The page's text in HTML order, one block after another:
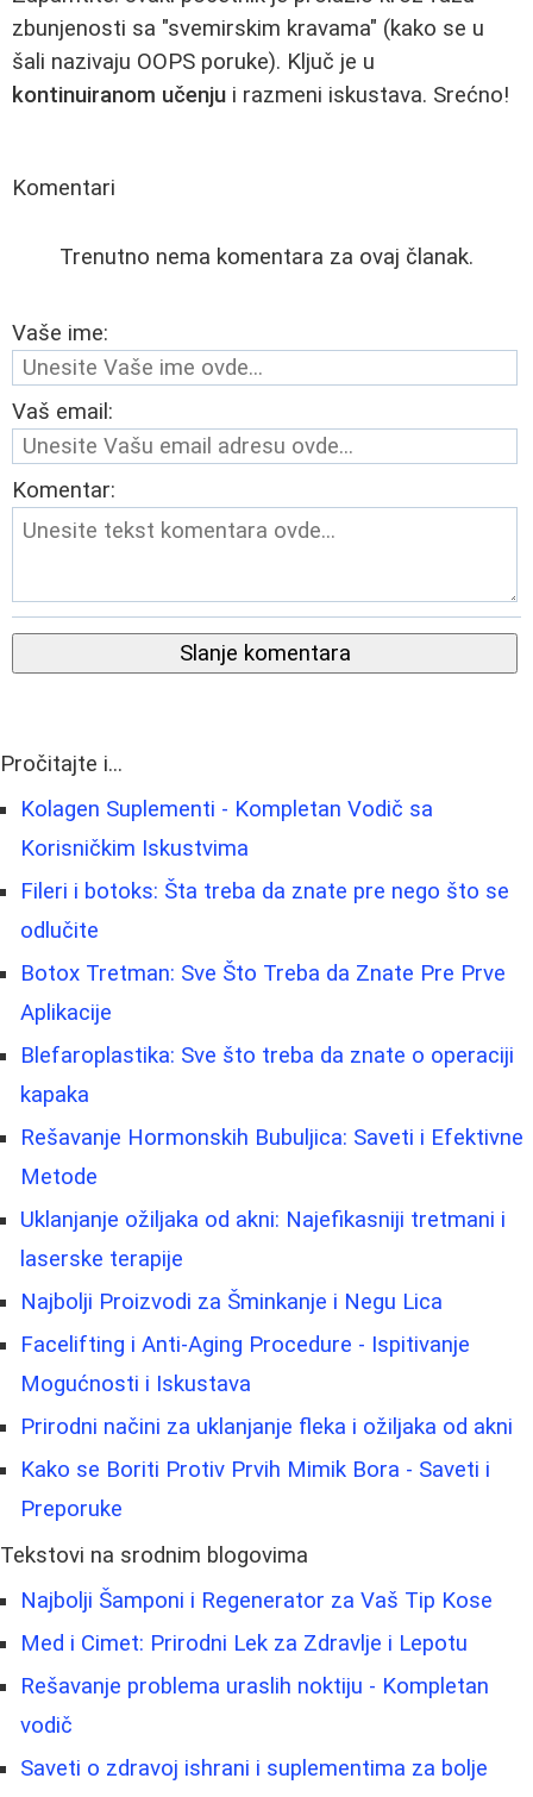
zbunjenosti sa "svemirskim kravama" (kako se u
šali nazivaju OOPS poruke). Ključ je u
kontinuiranom učenju i razmeni iskustava. Srećno!
Komentari
Trenutno nema komentara za ovaj članak.
Vaše ime:
Vaš email:
Komentar:
Slanje komentara
Pročitajte i...
Kolagen Suplementi - Kompletan Vodič sa
Korisničkim Iskustvima
Fileri i botoks: Šta treba da znate pre nego što se
odlučite
Botox Tretman: Sve Što Treba da Znate Pre Prve
Aplikacije
Blefaroplastika: Sve što treba da znate o operaciji
kapaka
Rešavanje Hormonskih Bubuljica: Saveti i Efektivne
Metode
Uklanjanje ožiljaka od akni: Najefikasniji tretmani i
laserske terapije
Najbolji Proizvodi za Šminkanje i Negu Lica
Facelifting i Anti-Aging Procedure - Ispitivanje
Mogućnosti i Iskustava
Prirodni načini za uklanjanje fleka i ožiljaka od akni
Kako se Boriti Protiv Prvih Mimik Bora - Saveti i
Preporuke
Tekstovi na srodnim blogovima
Najbolji Šamponi i Regenerator za Vaš Tip Kose
Med i Cimet: Prirodni Lek za Zdravlje i Lepotu
Rešavanje problema uraslih noktiju - Kompletan
vodič
Saveti o zdravoj ishrani i suplementima za bolje